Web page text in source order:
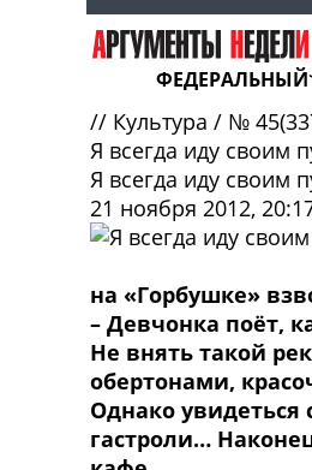
ФЕДЕРАЛЬНЫЙ
// Культура / №
Я всегда иду своим
Я всегда иду своим
21 ноября 2012,
на «Горбушке»
– Девчонка поёт,
Не внять такой
обертонами,
Однако увидеться
гастроли…